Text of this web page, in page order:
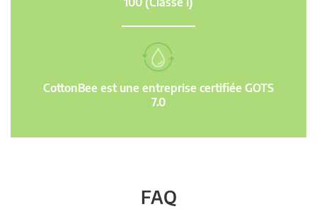
CottonBee est une entreprise certifiée GOTS
7.0
FAQ